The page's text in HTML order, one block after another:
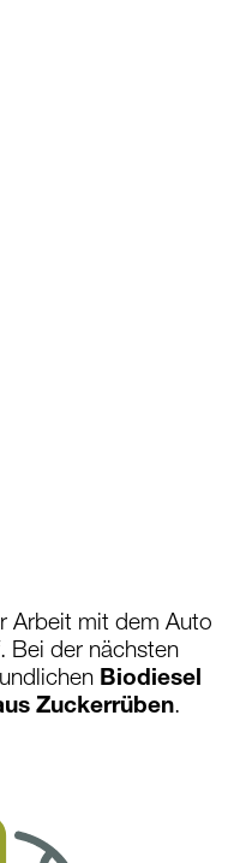
Arbeit mit dem Auto
Bei der nächsten
Biodiesel
Zuckerrüben.